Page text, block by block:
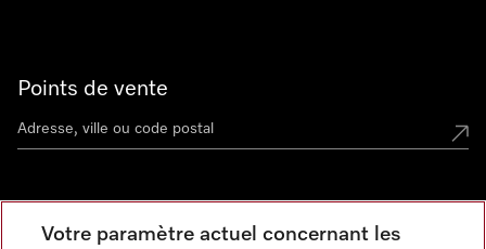
Points de vente
Votre paramètre actuel concernant les